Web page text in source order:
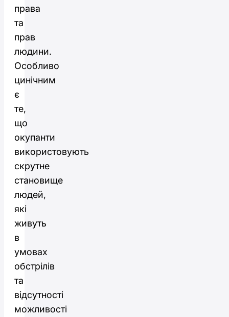
права
та
прав
людини.
Особливо
цинічним
є
те,
що
окупанти
використовують
скрутне
становище
людей,
які
живуть
в
умовах
обстрілів
та
відсутності
можливості